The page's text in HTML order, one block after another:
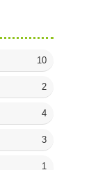
10
2
4
3
1